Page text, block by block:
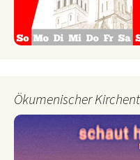
Ökumenischer